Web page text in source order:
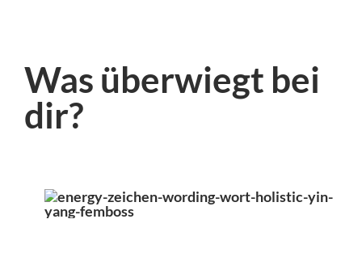
Was überwiegt bei
dir?